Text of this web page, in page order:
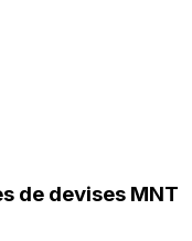
de devises MNT